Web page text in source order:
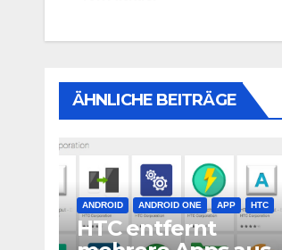
ÄHNLICHE BEITRÄGE
ANDROID ANDROID ONE APP HTC
HTC entfernt